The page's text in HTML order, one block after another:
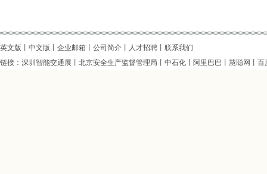
英文版 中文版 丨企业邮箱丨 公司简介 人才招聘
联系我们
链接： 深圳智能交通展 北京安全生产监督管理局 中石化 阿里巴巴 慧聪网 百